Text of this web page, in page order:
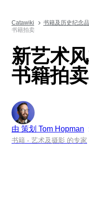
Catawiki 书籍及历史纪念品
书籍拍卖
新艺术
书籍拍卖
由 策划 Tom Hopman
书籍 - 艺术及摄影 的专家